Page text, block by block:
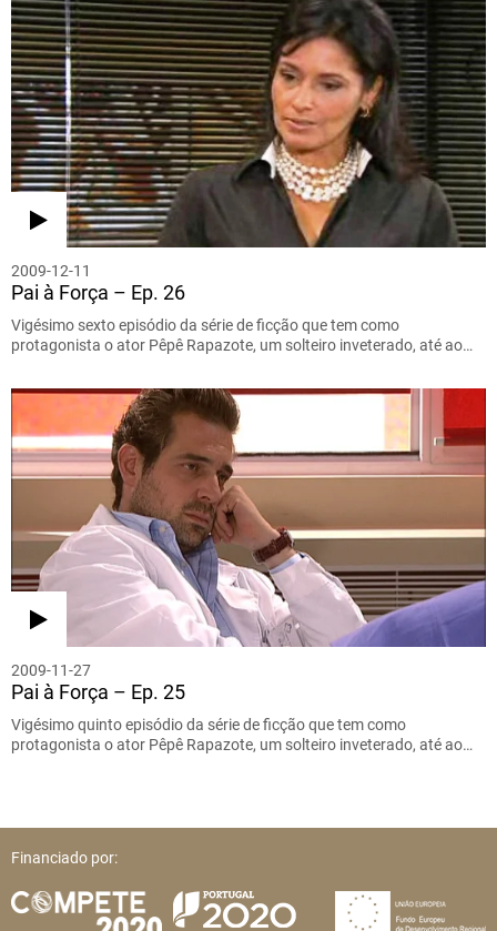
2009-12-11
Pai à Força – Ep. 26
Vigésimo sexto episódio da série de ficção que tem como
protagonista o ator Pêpê Rapazote, um solteiro inveterado, até ao…
2009-11-27
Pai à Força – Ep. 25
Vigésimo quinto episódio da série de ficção que tem como
protagonista o ator Pêpê Rapazote, um solteiro inveterado, até ao…
Financiado por: